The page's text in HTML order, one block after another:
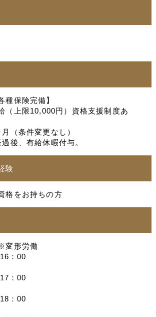
種保険完備】
（上限10,000円）資格支援制度あ
（条件変更なし）
後、有給休暇付与。
験
格をお持ちの方
変形労働
：00
：00
：00